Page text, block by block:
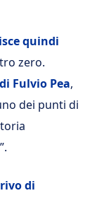
quindi
zero.
Fulvio Pea,
dei punti di
di